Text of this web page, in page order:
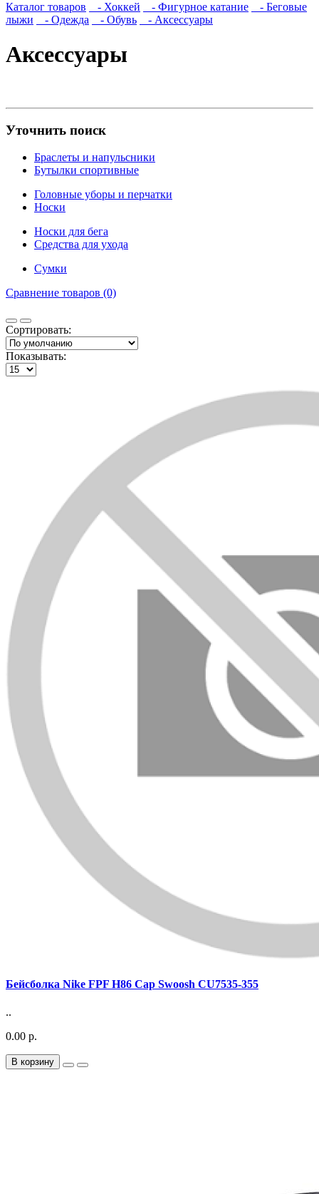
Каталог товаров
- Хоккей - Фигурное катание
- Беговые
лыжи
- Одежда - Обувь - Аксессуары
Аксессуары
Уточнить поиск
Браслеты и напульсники
Бутылки спортивные
Головные уборы и перчатки
Носки
Носки для бега
Средства для ухода
Сумки
Сравнение товаров (0)
Сортировать:
Показывать:
Бейсболка Nike FPF H86 Cap Swoosh CU7535-355
..
0.00 р.
В корзину